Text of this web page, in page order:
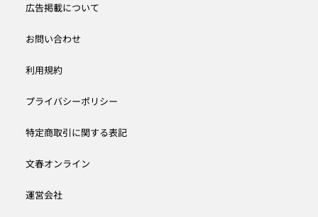
広告掲載について
お問い合わせ
利用規約
プライバシーポリシー
特定商取引に関する表記
文春オンライン
運営会社